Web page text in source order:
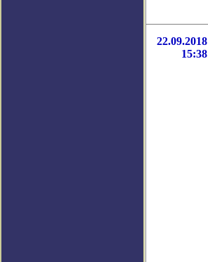
22.09.2018
15:38